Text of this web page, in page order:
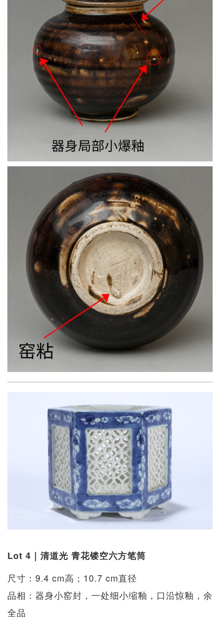
Lot 4｜清道光 青花镂空六方笔筒
尺寸：9.4 cm高；10.7 cm直径
品相：器身小窑封，一处细小缩釉，口沿惊釉，余
全品